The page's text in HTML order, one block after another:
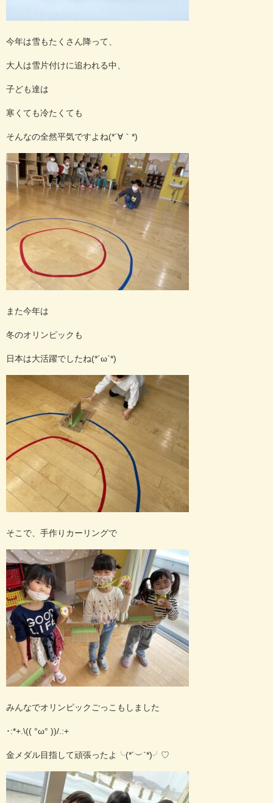
今年は雪もたくさん降って、
大人は雪片付けに追われる中、
子ども達は
寒くても冷たくても
そんなの全然平気ですよね(*´∀｀*)
また今年は
冬のオリンピックも
日本は大活躍でしたね(*´ω`*)
そこで、手作りカーリングで
みんなでオリンピックごっこもしました
･:*+.\(( °ω° ))/.:+
金メダル目指して頑張ったよ╰(*´︶`*)╯♡